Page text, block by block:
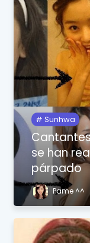
Sunhwa
se han
párpado
Pame ^^